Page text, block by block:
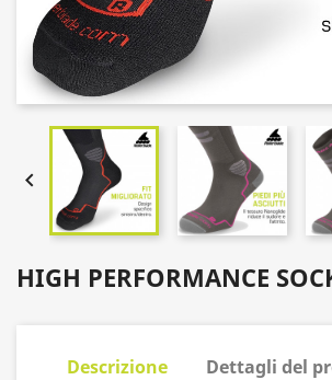

HIGH PERFORMANCE
Descrizione
Dettagli del